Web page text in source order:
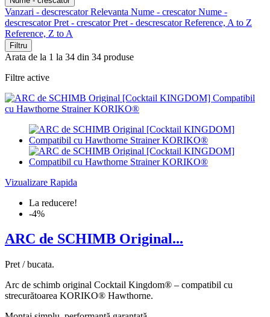
Vanzari - descrescatorRelevanta Nume - crescatorNume -
descrescatorPret - crescatorPret - descrescatorReference, A to Z
Reference, Z to A
Filtru
Arata de la 1 la 34 din 34 produse
Filtre active
Vizualizare Rapida
La reducere!
-4%
ARC de SCHIMB Original...
Pret / bucata.
Arc de schimb original Cocktail Kingdom® – compatibil cu
strecurătoarea KORIKO® Hawthorne.